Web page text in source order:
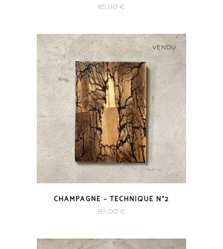
69,00 €
VENDU
CHAMPAGNE – TECHNIQUE N°2
89,00 €